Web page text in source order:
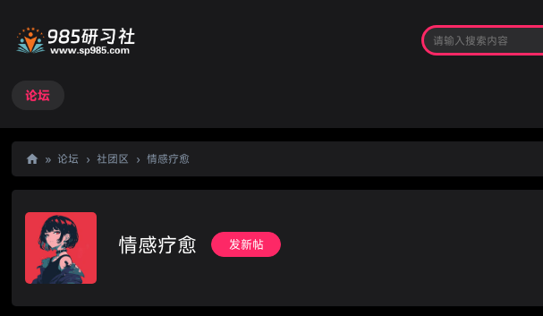
论坛
5
研
习
社
» 论坛 › 社团区 › 情感疗愈
情感疗愈 发新帖